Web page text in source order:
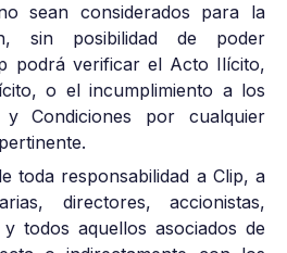
sean considerados para la
sin posibilidad de poder
podrá verificar el Acto Ilícito,
o el incumplimiento a los
y Condiciones por cualquier
toda responsabilidad a Clip, a
directores, accionistas,
todos aquellos asociados de